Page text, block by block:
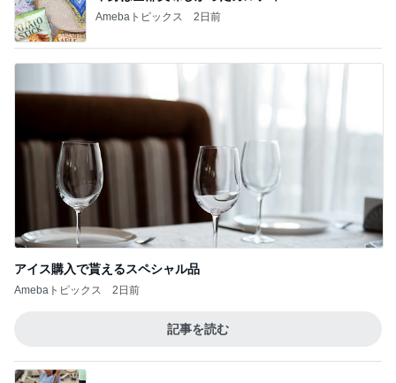
Amebaトピックス 2日前
アイス購入で貰えるスペシャル品
Amebaトピックス 2日前
記事を読む